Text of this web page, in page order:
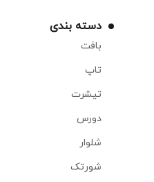
دسته بندی
بافت
تاپ
تیشرت
دورس
شلوار
شورتک